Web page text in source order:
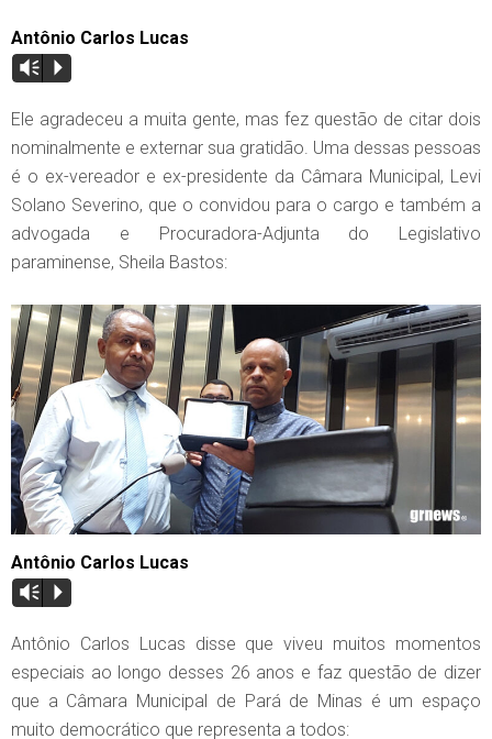
Antônio Carlos Lucas
Vm P
Ele agradeceu a muita gente, mas fez questão de citar dois
nominalmente e externar sua gratidão. Uma dessas pessoas
é o ex-vereador e ex-presidente da Câmara Municipal, Levi
Solano Severino, que o convidou para o cargo e também a
advogada e Procuradora-Adjunta do Legislativo
paraminense, Sheila Bastos:
Antônio Carlos Lucas
Vm P
Antônio Carlos Lucas disse que viveu muitos momentos
especiais ao longo desses 26 anos e faz questão de dizer
que a Câmara Municipal de Pará de Minas é um espaço
muito democrático que representa a todos: